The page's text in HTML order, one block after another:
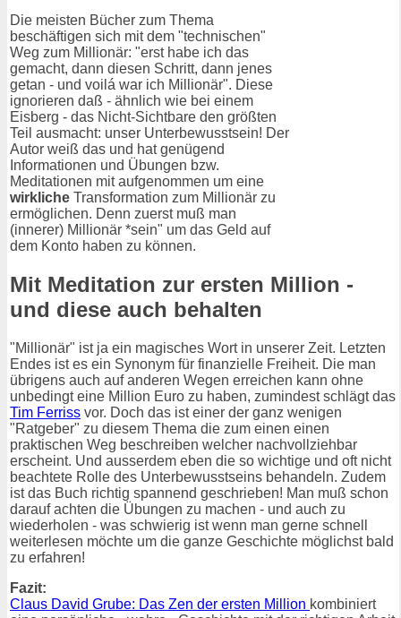
Die meisten Bücher zum Thema
beschäftigen sich mit dem "technischen"
Weg zum Millionär: "erst habe ich das
gemacht, dann diesen Schritt, dann jenes
getan - und voilá war ich Millionär". Diese
ignorieren daß - ähnlich wie bei einem
Eisberg - das Nicht-Sichtbare den größten
Teil ausmacht: unser Unterbewusstsein! Der
Autor weiß das und hat genügend
Informationen und Übungen bzw.
Meditationen mit aufgenommen um eine
wirkliche Transformation zum Millionär zu
ermöglichen. Denn zuerst muß man
(innerer) Millionär *sein" um das Geld auf
dem Konto haben zu können.
Mit Meditation zur ersten Million -
und diese auch behalten
"Millionär" ist ja ein magisches Wort in unserer Zeit. Letzten
Endes ist es ein Synonym für finanzielle Freiheit. Die man
übrigens auch auf anderen Wegen erreichen kann ohne
unbedingt eine Million Euro zu haben, zumindest schlägt das
Tim Ferriss vor. Doch das ist einer der ganz wenigen
"Ratgeber" zu diesem Thema die zum einen einen
praktischen Weg beschreiben welcher nachvollziehbar
erscheint. Und ausserdem eben die so wichtige und oft nicht
beachtete Rolle des Unterbewusstseins behandeln. Zudem
ist das Buch richtig spannend geschrieben! Man muß schon
darauf achten die Übungen zu machen - und auch zu
wiederholen - was schwierig ist wenn man gerne schnell
weiterlesen möchte um die ganze Geschichte möglichst bald
zu erfahren!
Fazit:
Claus David Grube: Das Zen der ersten Million kombiniert